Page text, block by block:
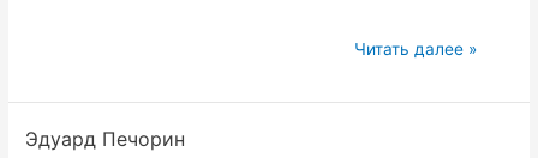
2012.03.25
Рита
Читать далее »
Эдуард Печорин